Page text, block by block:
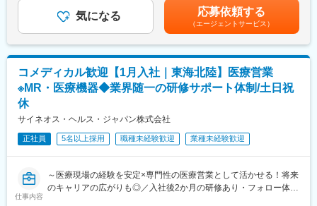
■研修体制
プロジェクトごとに異なりますが、同社または配属先のメーカー
にて研修が十分にございます。
プロジェクト配属後もマネージャーが丁寧に支援します。日々の
仕事の悩みやキャリア相談だけでなく、業務に不安がある際など
もしっかりとケアします。業界でも特に支援が手厚いと評判で
す。
ビュー等が閲覧可能です◇
https://liff.line.me/1655046877-Gm8rqdqY/landing?
変更の範囲：会社の定める業務
2カ月の集中研修で業界の基礎から学べるため、医療業界が初めて
の方でも安心して挑戦できます。
営業職ならではの「提案スキル」だけでなく、専門知識を持って
医師などに提案するため、市場では需要が高まり、希少性も増し
ています。
・MRとは
行います。
※MRだけでなく、医療機器営業職としてアサインされる可能性も
ございます。
■ 丁寧な研修・支援体制
入社後は2カ月間の研修（オンライン・対面両方）があります。基
動・四半期一時金：10万円（四半期に1回、10万円程度支給）※た
だし支給条件有。他、永続勤務報奨金（3年勤務5万円支給、5年
勤務10万円…）ございます。賃金はあくまでも目安の金額であ
り、選考を通じて上下する可能性があります。月給(月額)は固定手
当を含めた表記です。
気になる 応募依頼する
（エージェントサービス）
コメディカル歓迎【1月入社｜東海北陸】医療営業
※MR・医療機器◆業界随一の研修サポート体制/土日祝
休
サイネオス・ヘルス・ジャパン株式会社
正社員 5名以上採用 職種未経験歓迎 業種未経験歓迎
仕事内容
～医療現場の経験を安定×専門性の医療営業として活かせる！将来
のキャリアの広がりも◎／入社後2か月の研修あり・フォロー体制